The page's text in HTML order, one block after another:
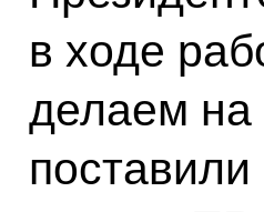
в ходе
делаем